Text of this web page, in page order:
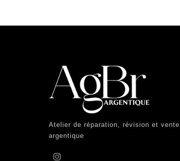
Atelier de réparation, révision et
argentique